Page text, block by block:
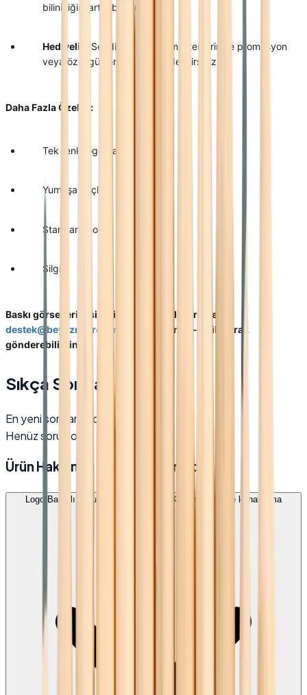
bilinirliğini artırabilirsiniz.
Hediyelik:
Sevdiklerinize ve müşterilerinize promosyon
veya özel günlerde hediye edebilirsiniz.
Daha Fazla Özellik:
Tek renk logo baskı
Yumuşak uçlu
Standart model
Silgili
Baskı görsellerini sipariş numaranızla birlikte
destek@beyaznevresim.com
adresine e-mail olarak
gönderebilirsiniz.
Sıkça Sorulan Sorular
En yeni sorular önce gösterilir
Henüz soru yok.
Ürün Hakkında Sıkça Sorulan Sorular
Logo Baskılı Naturel Vernikli Kurşun Kalem oteller ve konaklama
tesisleri için uygun mudur?